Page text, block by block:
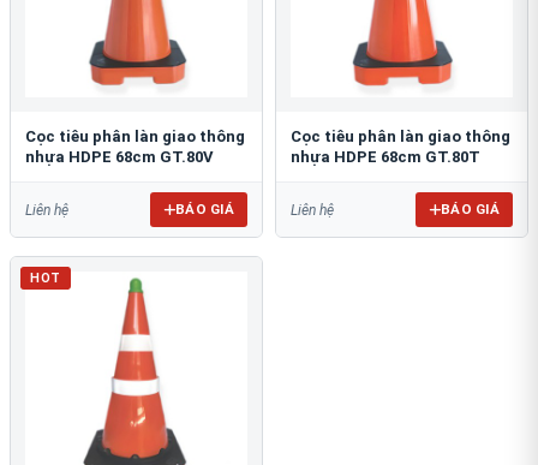
Cọc tiêu phân làn giao thông
nhựa HDPE 68cm GT.80V
Liên hệ BÁO GIÁ
Cọc tiêu phân làn giao thông
nhựa HDPE 68cm GT.80T
Liên hệ BÁO GIÁ
HOT